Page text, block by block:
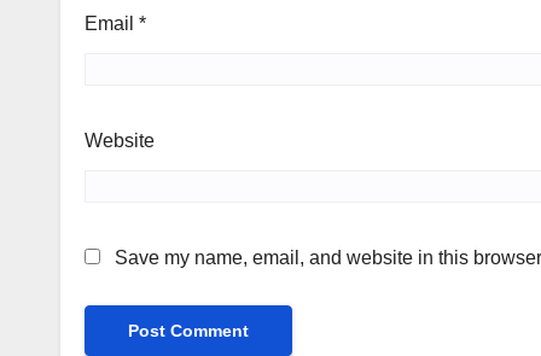
Email *
Website
Save my name, email, and website in this